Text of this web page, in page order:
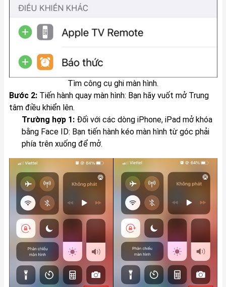
Tìm công cụ ghi màn hình.
Bước 2:Tiến hành quay màn hình: Bạn hãy vuốt mở Trung
tâm điều khiển lên.
Trường hợp 1:Đối với các dòng iPhone, iPad mở khóa
bằng Face ID: Bạn tiến hành kéo màn hình từ góc phải
phía trên xuống để mở.